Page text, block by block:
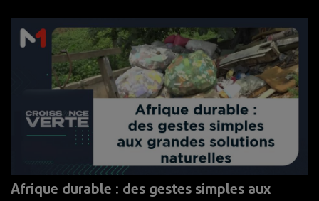
Afrique durable : des gestes simples aux